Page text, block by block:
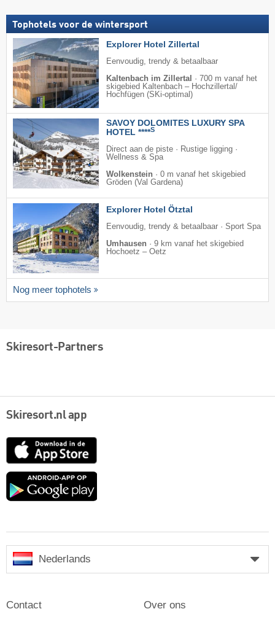
Tophotels voor de wintersport
Explorer Hotel Zillertal
Eenvoudig, trendy & betaalbaar
Kaltenbach im Zillertal · 700 m vanaf het
skigebied Kaltenbach – Hochzillertal/​
Hochfügen (SKi-optimal)
SAVOY DOLOMITES LUXURY SPA
HOTEL ****S
Direct aan de piste · Rustige ligging ·
Wellness & Spa
Wolkenstein · 0 m vanaf het skigebied
Gröden (Val Gardena)
Explorer Hotel Ötztal
Eenvoudig, trendy & betaalbaar · Sport Spa
Umhausen · 9 km vanaf het skigebied
Hochoetz – Oetz
Nog meer tophotels
Skiresort-Partners
Skiresort.nl app
App
Google
Nederlands
Contact Over ons